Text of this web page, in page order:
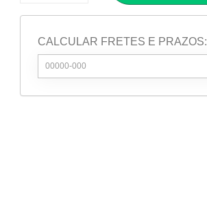
CALCULAR FRETES E PRAZOS: